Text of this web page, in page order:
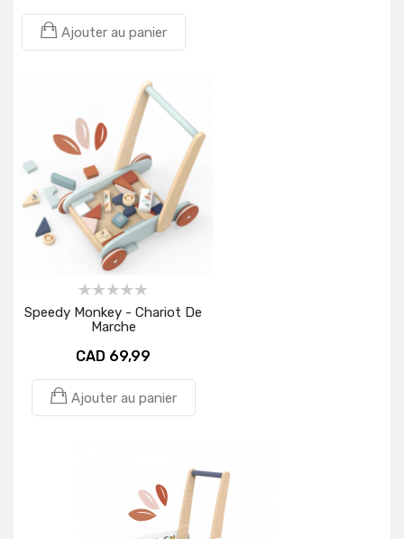
Ajouter au panier
Speedy Monkey - Chariot De
Marche
CAD 69,99
Ajouter au panier